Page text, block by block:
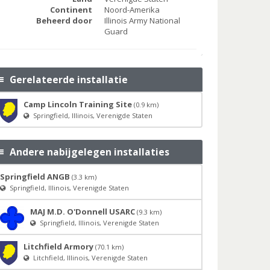
Continent
Noord-Amerika
Beheerd door
Illinois Army National
Guard
Gerelateerde installatie
Camp Lincoln Training Site (0.9 km)
Springfield, Illinois, Verenigde Staten
Andere nabijgelegen installaties
Springfield ANGB (3.3 km)
Springfield, Illinois, Verenigde Staten
MAJ M.D. O'Donnell USARC (9.3 km)
Springfield, Illinois, Verenigde Staten
Litchfield Armory (70.1 km)
Litchfield, Illinois, Verenigde Staten